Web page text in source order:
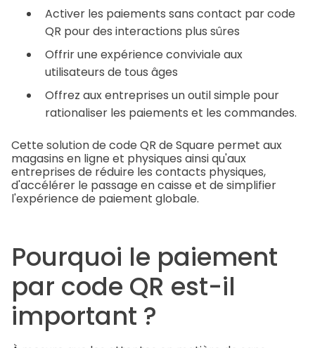
Activer les paiements sans contact par code
QR pour des interactions plus sûres
Offrir une expérience conviviale aux
utilisateurs de tous âges
Offrez aux entreprises un outil simple pour
rationaliser les paiements et les commandes.
Cette solution de code QR de Square permet aux
magasins en ligne et physiques ainsi qu'aux
entreprises de réduire les contacts physiques,
d'accélérer le passage en caisse et de simplifier
l'expérience de paiement globale.
Pourquoi le paiement
par code QR est-il
important ?